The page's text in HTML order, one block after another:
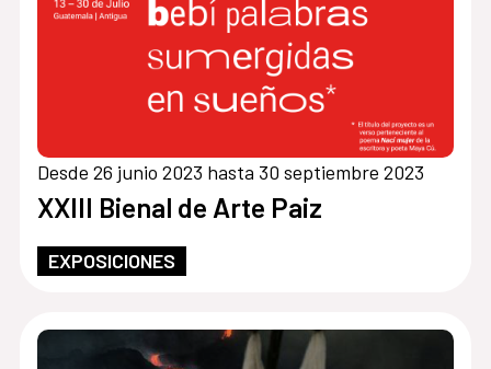
Desde 26 junio 2023 hasta 30 septiembre 2023
XXIII Bienal de Arte Paiz
EXPOSICIONES